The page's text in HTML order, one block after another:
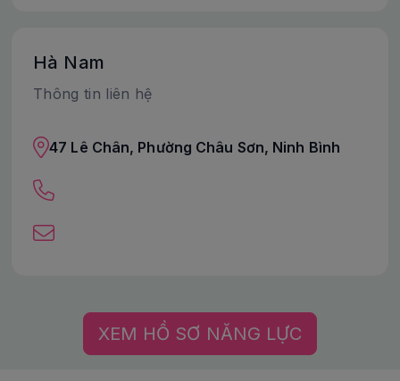
Hà Nam
Thông tin liên hệ
47 Lê Chân, Phường Châu Sơn, Ninh Bình
XEM HỒ SƠ NĂNG LỰC